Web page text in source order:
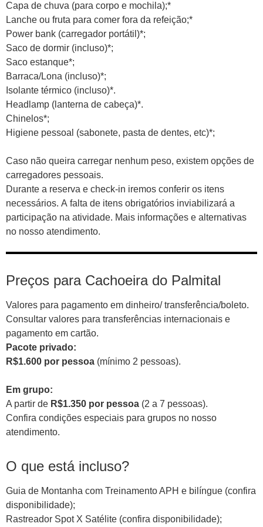
Capa de chuva (para corpo e mochila);*
Lanche ou fruta para comer fora da refeição;*
Power bank (carregador portátil)*;
Saco de dormir (incluso)*;
Saco estanque*;
Barraca/Lona (incluso)*;
Isolante térmico (incluso)*.
Headlamp (lanterna de cabeça)*.
Chinelos*;
Higiene pessoal (sabonete, pasta de dentes, etc)*;
Caso não queira carregar nenhum peso, existem opções de
carregadores pessoais.
Durante a reserva e check-in iremos conferir os itens
necessários. A falta de itens obrigatórios inviabilizará a
participação na atividade. Mais informações e alternativas
no nosso atendimento.
Preços para Cachoeira do Palmital
Valores para pagamento em dinheiro/ transferência/boleto.
Consultar valores para transferências internacionais e
pagamento em cartão.
Pacote privado:
R$1.600 por pessoa (mínimo 2 pessoas).
Em grupo:
A partir de R$1.350 por pessoa (2 a 7 pessoas).
Confira condições especiais para grupos no nosso
atendimento.
O que está incluso?
Guia de Montanha com Treinamento APH e bilíngue (confira
disponibilidade);
Rastreador Spot X Satélite (confira disponibilidade);